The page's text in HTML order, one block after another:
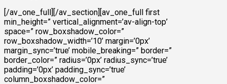
[/av_one_full][/av_section][av_one_full first
min_height=” vertical_alignment=’av-align-top’
space=” row_boxshadow_color=”
row_boxshadow_width=’10’ margin=’0px’
margin_sync=’true’ mobile_breaking=” border=”
border_color=” radius=’0px’ radius_sync=’true’
padding=’0px’ padding_sync=’true’
column_boxshadow_color=”